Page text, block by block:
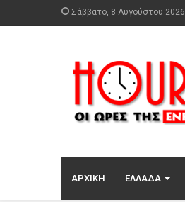
Σάββατο, 8 Αυγούστου 2026
ΑΡΧΙΚΉ ΕΛΛΆΔΑ